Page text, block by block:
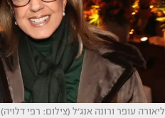
ליאורה עופר ורונה אנג׳ל (צילום: רפי דלויה)